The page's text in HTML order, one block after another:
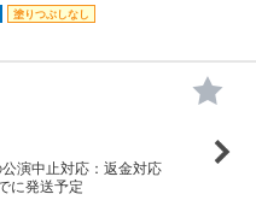
塗りつぶしなし
演中止対応：返金対応
に発送予定